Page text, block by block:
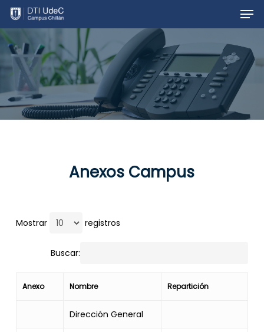
Skip
main
content
Anexos Campus
Mostrar registros
Buscar:
Anexo Nombre Repartición
Dirección General